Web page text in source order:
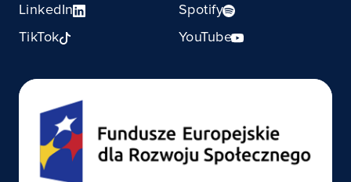
LinkedIn
Spotify
TikTok
YouTube